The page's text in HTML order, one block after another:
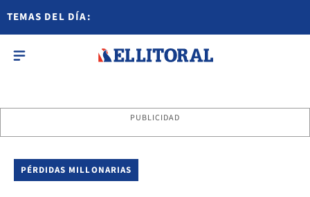
TEMAS DEL DÍA:
PUBLICIDAD
PÉRDIDAS MILLONARIAS